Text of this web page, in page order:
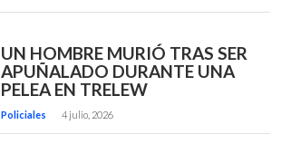
UN HOMBRE MURIÓ TRAS SER
APUÑALADO DURANTE UNA
PELEA EN TRELEW
Policiales 4 julio, 2026